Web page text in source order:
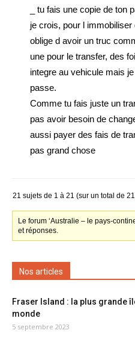
_ tu fais une copie de ton
je crois, pour l
oblige d avoir un truc
une pour le transfer, des
integre au vehicule mais
passe.
Comme tu fais juste un
pas avoir besoin de
aussi payer des fais de
pas grand chose
21 sujets de 1 à 21 (sur un total de
Le forum ‘Australie – le pays-
et réponses.
Nos articles
Fraser Island : la plus grande
monde
5 septembre 2023